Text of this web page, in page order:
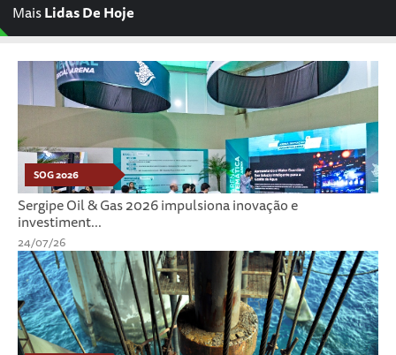
MaisLidas De Hoje
SOG 2026
Sergipe Oil & Gas 2026 impulsiona inovação e
investiment...
24/07/26